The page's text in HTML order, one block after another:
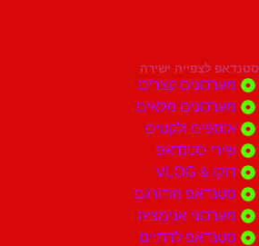
סטנדאפ לצפייה ישירה
מערכונים קצרים
מערכונים מלאים
אוספים ולקטים
שירי סטנדאפ
דוקו & VLOG
סטנדאפ מתורגם
מערכוני אנימציה
סטנדאפ לדתיים